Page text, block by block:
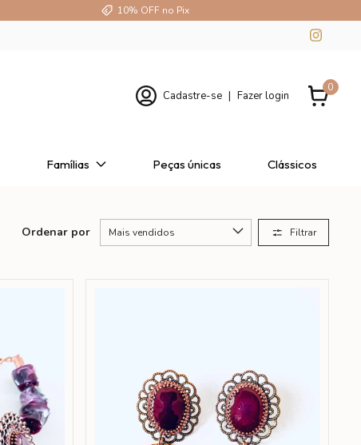
10% OFF no Pix
Cadastre-se | Fazer login
0
Famílias Peças únicas Clássicos
Ordenar por Filtrar